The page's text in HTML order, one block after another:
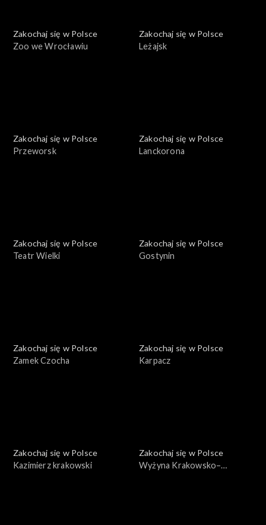
Zakochaj się w Polsce
Zoo we Wrocławiu
Zakochaj się w Polsce
Leżajsk
Zakochaj się w Polsce
Przeworsk
Zakochaj się w Polsce
Lanckorona
Zakochaj się w Polsce
Teatr Wielki
Zakochaj się w Polsce
Gostynin
Zakochaj się w Polsce
Zamek Czocha
Zakochaj się w Polsce
Karpacz
Zakochaj się w Polsce
Kazimierz krakowski
Zakochaj się w Polsce
Wyżyna Krakowsko–